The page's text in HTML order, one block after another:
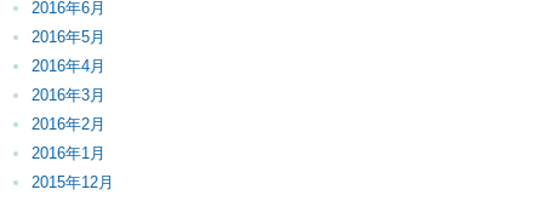
2016年6月
2016年5月
2016年4月
2016年3月
2016年2月
2016年1月
2015年12月